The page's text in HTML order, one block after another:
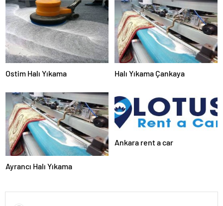
Ostim Halı Yıkama Halı Yıkama Çankaya
Ayrancı Halı Yıkama
Ankara rent a car